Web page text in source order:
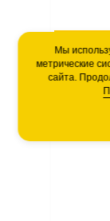
Мы
метрические
сайта.